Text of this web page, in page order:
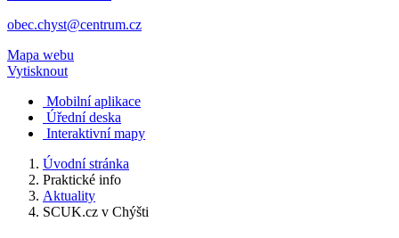
obec.chyst@centrum.cz
Mapa webu
Vytisknout
Mobilní aplikace
Úřední deska
Interaktivní mapy
Úvodní stránka
Praktické info
Aktuality
SCUK.cz v Chýšti